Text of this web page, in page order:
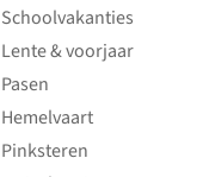
Schoolvakanties
Lente & voorjaar
Pasen
Hemelvaart
Pinksteren